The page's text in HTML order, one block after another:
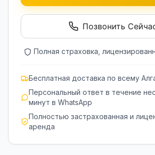
Позвонить
Полная страховка,
Бесплатная доставка по всему
Персональный ответ в течение
минут в WhatsApp
Полностью застрахованная и
аренда